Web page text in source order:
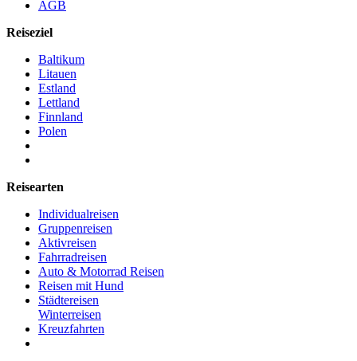
AGB
Reiseziel
Baltikum
Litauen
Estland
Lettland
Finnland
Polen
Reisearten
Individualreisen
Gruppenreisen
Aktivreisen
Fahrradreisen
Auto & Motorrad Reisen
Reisen mit Hund
Städtereisen
Winterreisen
Kreuzfahrten